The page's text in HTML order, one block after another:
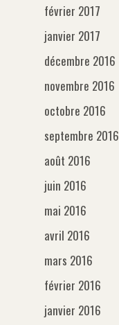
février 2017
janvier 2017
décembre 2016
novembre 2016
octobre 2016
septembre 2016
août 2016
juin 2016
mai 2016
avril 2016
mars 2016
février 2016
janvier 2016